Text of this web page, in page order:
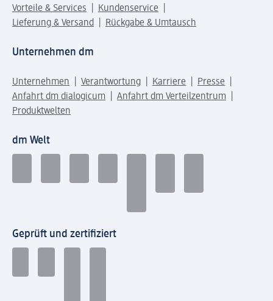
Vorteile & Services
Kundenservice
Lieferung & Versand
Rückgabe & Umtausch
Unternehmen dm
Unternehmen Verantwortung Karriere
Presse
Anfahrt dm dialogicum
Anfahrt dm Verteilzentrum
Produktwelten
dm Welt
Geprüft und zertifiziert